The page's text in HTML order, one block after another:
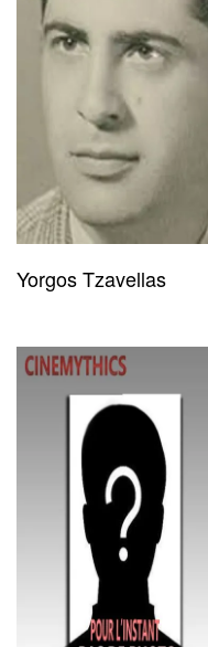
Yorgos Tzavellas